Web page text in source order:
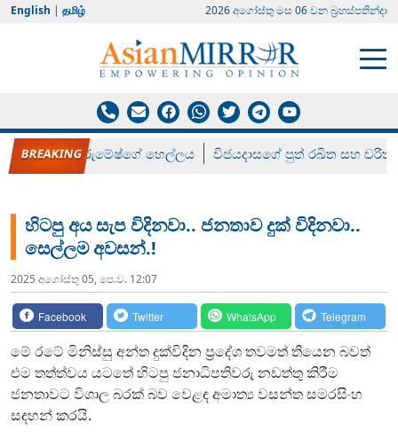
English | தமிழ் 2026 අගෝස්‍තු මස 06 වන බ්‍රහස්පතින්දා
රන් ගෙනා රුමේෂ්ගේ හෙල්ලය විජයදාසගේ පුත් රඛිත සහ චරිත්
හිටපු අය සැප විදිනවා.. ජනතාව දුක් විදිනවා..
සෙල්ලම අවසන්.!
2025 අගෝස්‍තු 05, පෙ.ව. 12:07
Facebook Twitter WhatsApp Telegram
මේ රටේ මිනිස්සු අන්ත දුක්විදින ප්‍රදේශ තවමත් තියෙන බවත්
එම තත්ත්වය යටතේ හිටපු ජනාධිපතිවරු නඩත්තු කිරීම
ජනතාවට විශාල බරක් බව වෙළඳ අමාත්‍ය වසන්ත සමරසිංහ
සඳහන් කරයි.